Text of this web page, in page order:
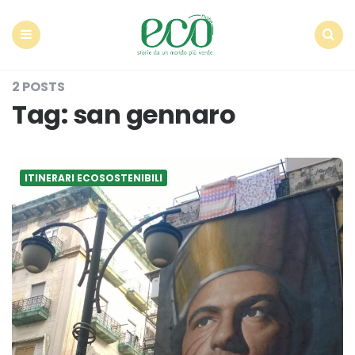
2 POSTS
Tag:san gennaro
ITINERARI ECOSOSTENIBILI